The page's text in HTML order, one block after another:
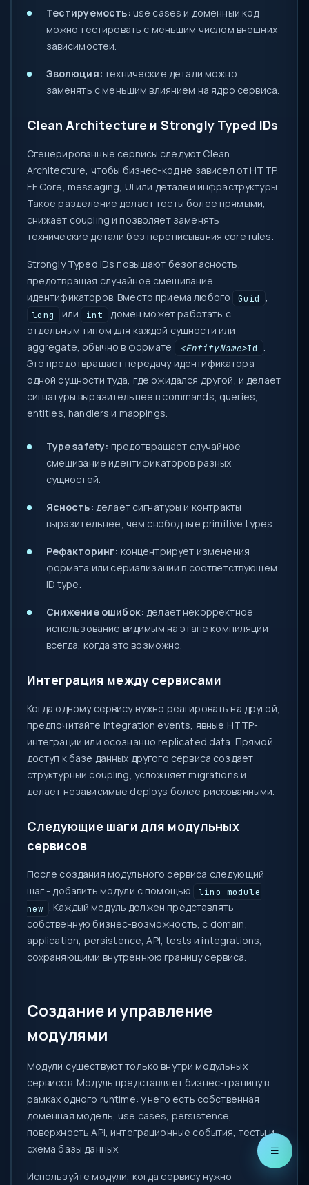
Тестируемость: use cases и доменный код
можно тестировать с меньшим числом внешних
зависимостей.
Эволюция: технические детали можно
заменять с меньшим влиянием на ядро сервиса.
Clean Architecture и Strongly Typed IDs
Сгенерированные сервисы следуют Clean
Architecture, чтобы бизнес-код не зависел от HTTP,
EF Core, messaging, UI или деталей инфраструктуры.
Такое разделение делает тесты более прямыми,
снижает coupling и позволяет заменять
технические детали без переписывания core rules.
Strongly Typed IDs повышают безопасность,
предотвращая случайное смешивание
идентификаторов. Вместо приема любого
Guid ,
long или int
домен может работать с
отдельным типом для каждой сущности или
aggregate, обычно в формате
<EntityName>Id
.
Это предотвращает передачу идентификатора
одной сущности туда, где ожидался другой, и делает
сигнатуры выразительнее в commands, queries,
entities, handlers и mappings.
Type safety: предотвращает случайное
смешивание идентификаторов разных
сущностей.
Ясность: делает сигнатуры и контракты
выразительнее, чем свободные primitive types.
Рефакторинг: концентрирует изменения
формата или сериализации в соответствующем
ID type.
Снижение ошибок: делает некорректное
использование видимым на этапе компиляции
всегда, когда это возможно.
Интеграция между сервисами
Когда одному сервису нужно реагировать на другой,
предпочитайте integration events, явные HTTP-
интеграции или осознанно replicated data. Прямой
доступ к базе данных другого сервиса создает
структурный coupling, усложняет migrations и
делает независимые deploys более рискованными.
Следующие шаги для модульных
сервисов
После создания модульного сервиса следующий
шаг - добавить модули с помощью
lino module
new . Каждый модуль должен представлять
собственную бизнес-возможность, с domain,
application, persistence, API, tests и integrations,
сохраняющими внутреннюю границу сервиса.
Создание и управление
модулями
Модули существуют только внутри модульных
сервисов. Модуль представляет бизнес-границу в
рамках одного runtime: у него есть собственная
доменная модель, use cases, persistence,
поверхность API, интеграционные события, тесты и
схема базы данных.
Используйте модули, когда сервису нужно